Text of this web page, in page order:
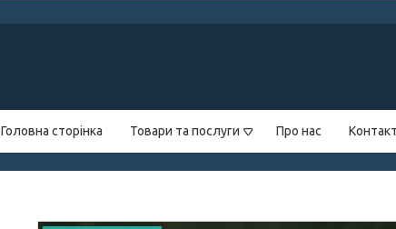
Головна сторінка Товари та послуги Про нас